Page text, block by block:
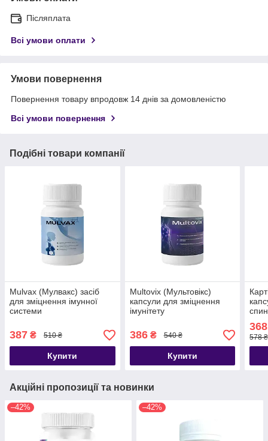
Післяплата
Всі умови оплати
Умови повернення
Повернення товару впродовж 14 днів за домовленістю
Всі умови повернення
Подібні товари компанії
Mulvax (Мулвакс) засіб
для зміцнення імунної
системи
387 ₴ 510 ₴
Купити
Multovix (Мультовікс)
капсули для зміцнення
імунітету
386₴ 540 ₴
Купити
Tipo
368
578
Акційні пропозиції та новинки
–42% –42%